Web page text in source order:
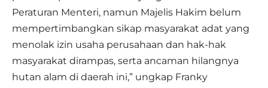
Peraturan Menteri, namun Majelis Hakim belum
mempertimbangkan sikap masyarakat adat yang
menolak izin usaha perusahaan dan hak-hak
masyarakat dirampas, serta ancaman hilangnya
hutan alam di daerah ini,” ungkap Franky